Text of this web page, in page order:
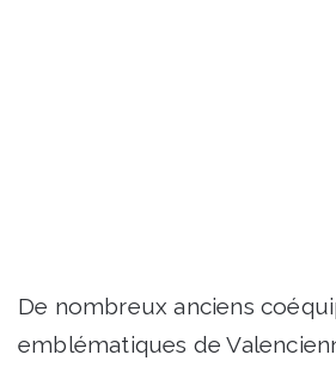
De nombreux anciens
emblématiques de